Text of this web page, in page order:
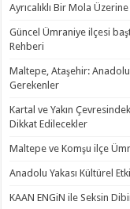
Ayrıcalıklı Bir Mola Üzerine
Güncel Ümraniye ilçesi
Rehberi
Maltepe, Ataşehir: Anadolu
Gerekenler
Kartal ve Yakın
Dikkat Edilecekler
Maltepe ve Komşu ilçe
Anadolu Yakası Kültürel
KAAN ENGiN ile Seksin